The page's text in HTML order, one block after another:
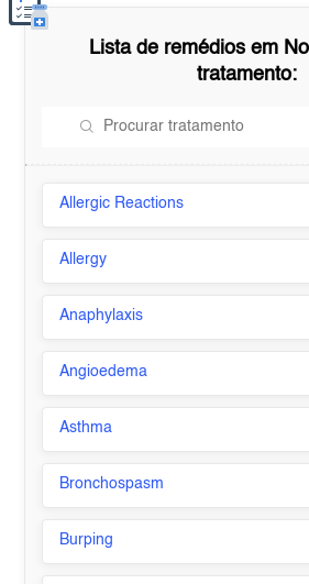
Lista de remédios em
tratamento:
Allergic Reactions
Allergy
Anaphylaxis
Angioedema
Asthma
Bronchospasm
Burping